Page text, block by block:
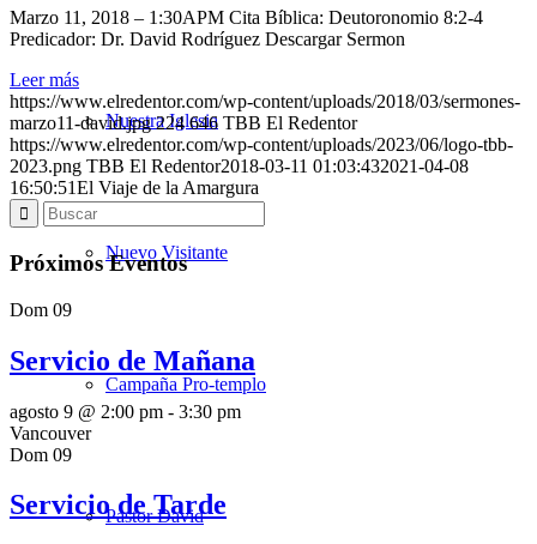
Nuestra Iglesia
Nuevo Visitante
Campaña Pro-templo
Pastor David
Marzo 11, 2018 – 1:30APM Cita Bíblica: Deutoronomio 8:2-4
Predicador: Dr. David Rodríguez Descargar Sermon
Leer más
https://www.elredentor.com/wp-content/uploads/2018/03/sermones-
marzo11-david.jpg 224 646 TBB El Redentor
https://www.elredentor.com/wp-content/uploads/2023/06/logo-tbb-
2023.png TBB El Redentor2018-03-11 01:03:432021-04-08
16:50:51El Viaje de la Amargura
Próximos Eventos
Dom 09
Servicio de Mañana
agosto 9 @ 2:00 pm - 3:30 pm
Vancouver
Dom 09
Servicio de Tarde